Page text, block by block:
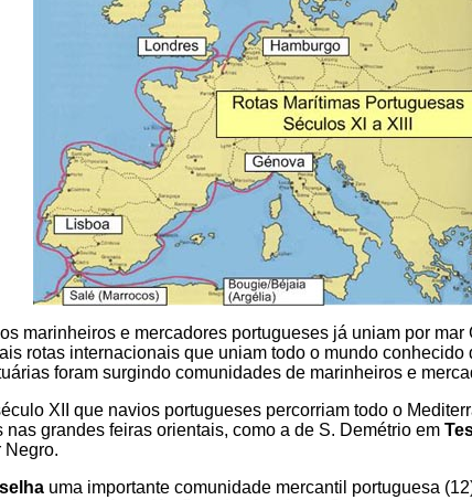
marinheiros e mercadores portugueses já uniam por
rotas internacionais que uniam todo o mundo
foram surgindo comunidades de marinheiros e
XII que navios portugueses percorriam todo o
nas grandes feiras orientais, como a de S. Demétrio em
Negro.
uma importante comunidade mercantil portuguesa